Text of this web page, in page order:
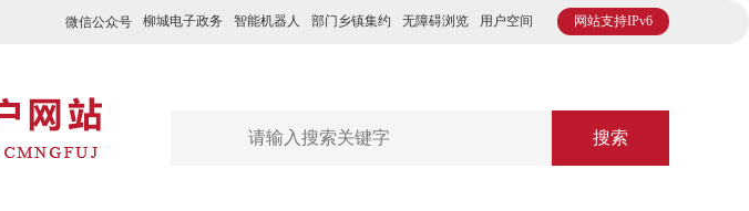
网站支持IPv6
微信公众号 柳城电子政务 智能机器人 部门乡镇集约 无障碍浏览 用户空间
搜索